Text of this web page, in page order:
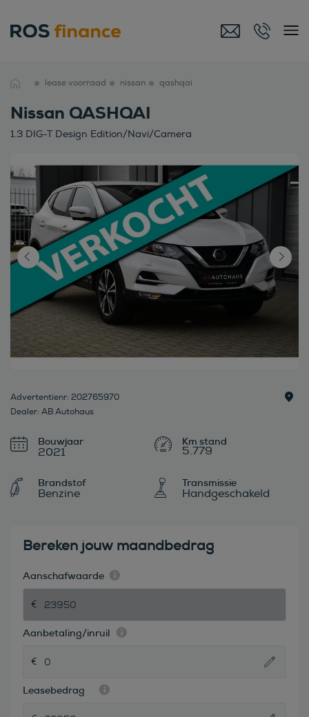
lease voorraad nissan qashqai
Nissan QASHQAI
1.3 DIG-T Design Edition/Navi/Camera
Advertentienr: 202765970
Dealer: AB Autohaus
Bouwjaar
2021 5.779
Brandstof
Benzine
Transmissie
Handgeschakeld
Bereken jouw maandbedrag
Aanschafwaarde
Aanbetaling/inruil
Leasebedrag